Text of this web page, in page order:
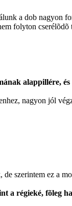
a dob nagyon
folyton cserélõdõ
alappillére, és
nagyon jól
szerintem ez a
a régieké, fõleg